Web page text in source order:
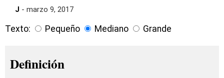
J - marzo 9, 2017
Texto: Pequeño Mediano Grande
Definición